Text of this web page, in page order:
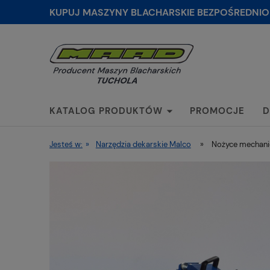
KUPUJ MASZYNY BLACHARSKIE
KATALOG PRODUKTÓW PROMOCJE
Jesteś w: » Narzędzia dekarskie Malco » Nożyce